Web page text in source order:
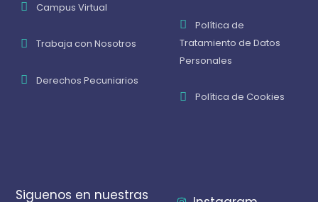
Campus Virtual
Trabaja con Nosotros
Derechos Pecuniarios
Política de
Tratamiento de Datos
Personales
Política de Cookies
Siguenos en nuestras